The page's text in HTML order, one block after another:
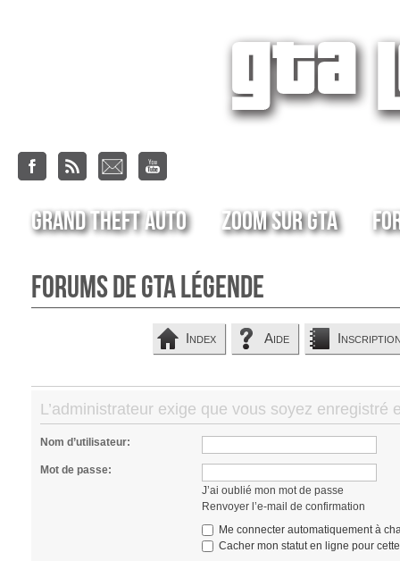
Grand Theft Auto Zoom sur GTA
Forums de GTA Légende
Index Aide
L’administrateur exige que vous soyez
Nom d’utilisateur:
Mot de passe:
J’ai oublié mon mot de passe
Renvoyer l’e-mail de confirmation
Me connecter automatiquement à
Cacher mon statut en ligne pour